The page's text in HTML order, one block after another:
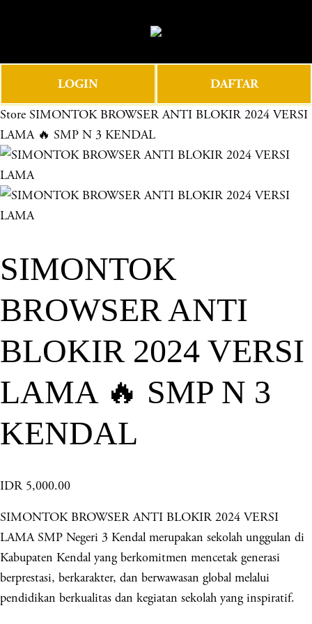
e
e
n
u
LOGIN DAFTAR
Store SIMONTOK BROWSER ANTI BLOKIR 2024 VERSI
LAMA 🔥 SMP N 3 KENDAL
SIMONTOK
BROWSER ANTI
BLOKIR 2024 VERSI
LAMA 🔥 SMP N 3
KENDAL
IDR 5,000.00
SIMONTOK BROWSER ANTI BLOKIR 2024 VERSI
LAMA SMP Negeri 3 Kendal merupakan sekolah unggulan di
Kabupaten Kendal yang berkomitmen mencetak generasi
berprestasi, berkarakter, dan berwawasan global melalui
pendidikan berkualitas dan kegiatan sekolah yang inspiratif.